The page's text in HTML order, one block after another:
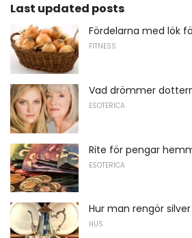
Last updated posts
Fördelarna med lök
FITNESS
Vad drömmer
ESOTERICA
Rite för pengar
ESOTERICA
Hur man rengör silver
HUS